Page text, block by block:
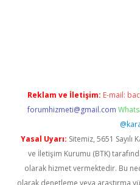
Reklam ve İletişim: E-mail:
forumhizmeti@gmail.com
Yasal Uyarı: Sitemiz, 5651
ve İletişim Kurumu (BTK)
olarak hizmet vermektedir. Bu
olarak denetleme veya araştırma